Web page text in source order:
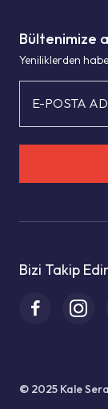
Bültenimize
Yeniliklerden
E-POSTA
Bizi Takip
© 2025 Kale